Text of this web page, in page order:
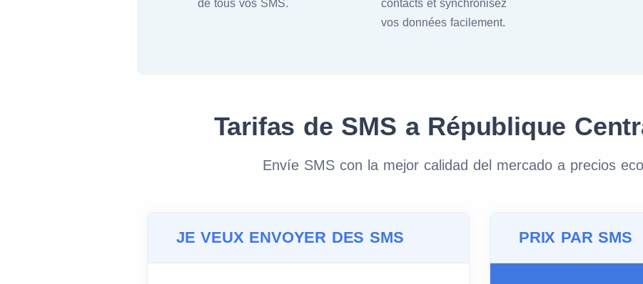
de tous vos SMS.
contacts et synchronisez
vos données facilement.
Tarifas de SMS a République
Envíe SMS con la mejor calidad del mercado a precios
JE VEUX ENVOYER DES SMS PRIX PAR SMS